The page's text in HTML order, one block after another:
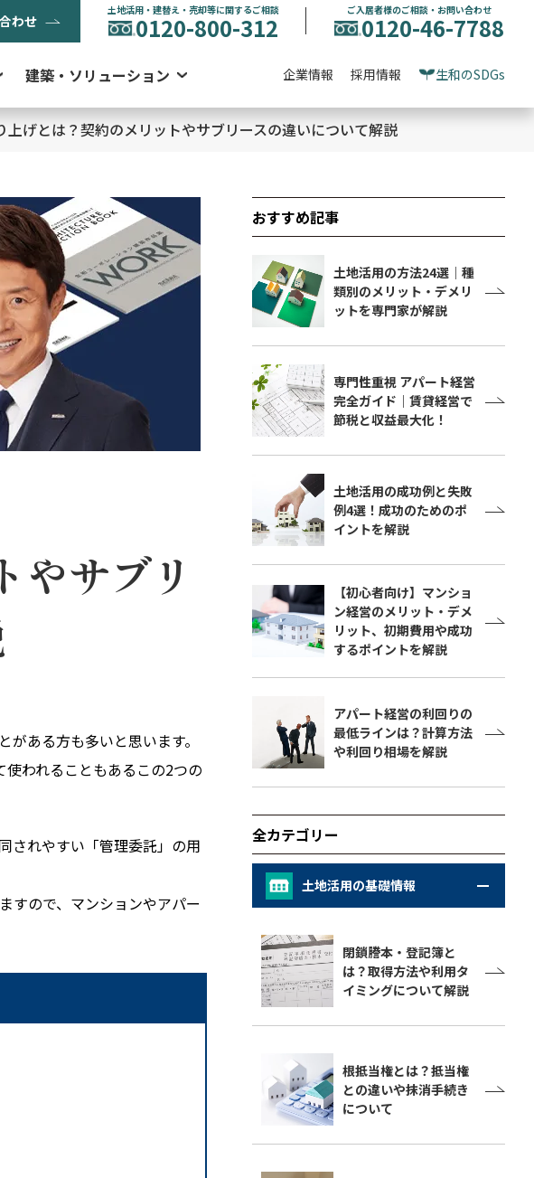
わせ
土地活用・建替え・売却等に関するご相談
0120-800-312
ご入居者様のご相談・お問い合わせ
0120-46-7788
建築・ソリューション 企業情報 採用情報 生和のSDGs
上げとは？契約のメリットやサブリースの違いについて解説
やサブリ
ある方も多いと思います。
われることもあるこの2つの
されやすい「管理委託」の用
すので、マンションやアパー
おすすめ記事
土地活用の方法24選｜種
類別のメリット・デメリ
ットを専門家が解説
専門性重視 アパート経営
完全ガイド｜賃貸経営で
節税と収益最大化！
土地活用の成功例と失敗
例4選！成功のためのポ
イントを解説
【初心者向け】マンショ
ン経営のメリット・デメ
リット、初期費用や成功
するポイントを解説
アパート経営の利回りの
最低ラインは？計算方法
や利回り相場を解説
全カテゴリー
土地活用の基礎情報
閉鎖謄本・登記簿と
は？取得方法や利用タ
イミングについて解説
根抵当権とは？抵当権
との違いや抹消手続き
について